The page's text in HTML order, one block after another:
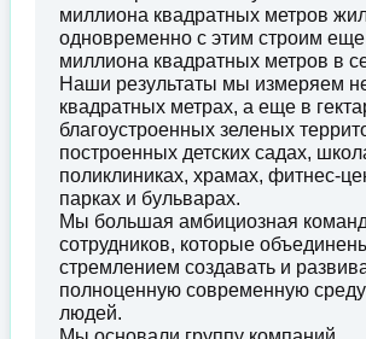
миллиона квадратных метров
одновременно с этим строим
миллиона квадратных метров в
Наши результаты мы измеряем
квадратных метрах, а еще в
благоустроенных зеленых
построенных детских садах,
поликлиниках, храмах, фитнес-
парках и бульварах.
Мы большая амбициозная
сотрудников, которые
стремлением создавать и
полноценную современную
людей.